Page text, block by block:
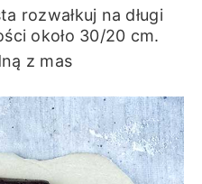
rozwałkuj na długi
około 30/20 cm.
z mas